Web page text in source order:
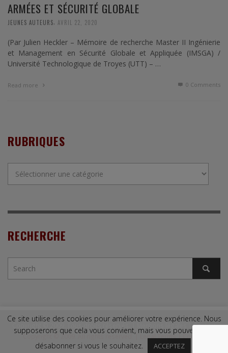
ARMÉES ET SÉCURITÉ GLOBALE
JEUNES AUTEURS AVRIL 22, 2020
(Par Julien Heckler – Mémoire de recherche Master II Ingénierie
et Management en Sécurité Globale et Appliquée (IMSGA) /
Université Technologique de Troyes (UTT) – …
Read more 0 Comments
RUBRIQUES
RECHERCHE
Copyright © 2009. Tous droits réservés. | Mentions légales |Contact
Copyright © 2009. All rights reserved. |
Legal Terms
↑ Back to top
Ce site utilise des cookies pour améliorer votre expérience. Nous
supposerons que cela vous convient, mais vous pouvez vous
désabonner si vous le souhaitez.
ACCEPTEZ